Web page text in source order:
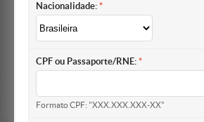
Nacionalidade:
CPF ou Passaporte/RNE:
Formato CPF: "XXX.XXX.XXX-XX"